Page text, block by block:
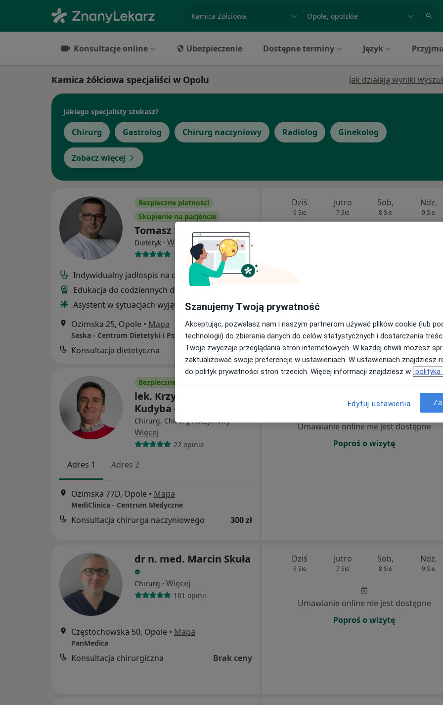
specjalizacja, badanie lub nazwisko
Konsultacje online Ubezpieczenie Dostępne terminy Język
Kamica żółciowa specjaliści w Opolu Jak działają wyniki
Jakiego specjalisty szukasz?
Chirurg Gastrolog Chirurg naczyniowy Radiolog Ginekolog
Zobacz więcej
Bezpieczne płatności
Skupienie na pacjencie
Tomasz Saska
Dietetyk · Więcej
140 opinii
Indywidualny jadłospis na dobry początek
Edukacja do codziennych decyzji
Asystent w sytuacjach wyjątkowych
Ozimska 25, Opole • Mapa
Saska - Centrum Dietetyki i Psychodietetyki
Konsultacja dietetyczna 220 zł
Dziś
6 Sie
Jutro
7 Sie
Sob,
8 Sie
Ndz,
9 Sie
Bezpieczne płatności
lek. Krzysztof Adam
Kudyba
Chirurg, Chirurg naczyniowy·
Więcej
22 opinie
Adres 1 Adres 2
Ozimska 77D, Opole • Mapa
MediClinica - Centrum Medyczne
Konsultacja chirurga naczyniowego 300 zł
9 Sie
Umawianie online nie jest dostępne
Poproś o wizytę
dr n. med. Marcin Skuła
Chirurg · Więcej
101 opinii
Częstochowska 50, Opole • Mapa
PanMedica
Konsultacja chirurgiczna Brak ceny
Dziś
6 Sie
Jutro
7 Sie
Sob,
8 Sie
Ndz,
9 Sie
Umawianie online nie jest dostępne
Poproś o wizytę
Szanujemy Twoją prywatność
Akceptując, pozwalasz nam i naszym partnerom używać plików cookie (lub
technologii) do zbierania danych do celów statystycznych i dostarczania
Twoje zwyczaje przeglądania stron internetowych. W każdej chwili możesz
zaktualizować swoje preferencje w ustawieniach. W ustawieniach znajdziesz
do polityk prywatności stron trzecich. Więcej informacji znajdziesz w polityka
Edytuj ustawienia